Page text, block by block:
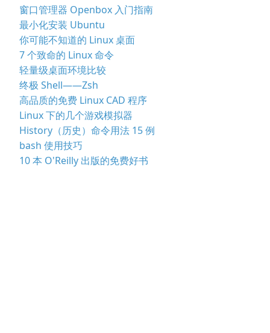
窗口管理器 Openbox 入门指南
最小化安装 Ubuntu
你可能不知道的 Linux 桌面
7 个致命的 Linux 命令
轻量级桌面环境比较
终极 Shell——Zsh
高品质的免费 Linux CAD 程序
Linux 下的几个游戏模拟器
History（历史）命令用法 15 例
bash 使用技巧
10 本 O'Reilly 出版的免费好书